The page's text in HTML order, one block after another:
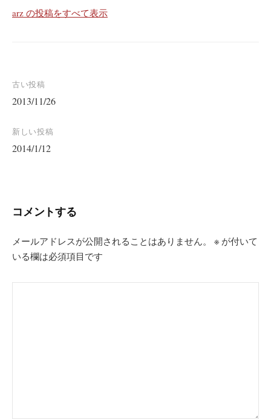
arz の投稿をすべて表示
投
稿
ナ
ビ
ョ
古い投稿
2013/11/26
新しい投稿
2014/1/12
コメントする
メールアドレスが公開されることはありません。 ※ が付いて
いる欄は必須項目です